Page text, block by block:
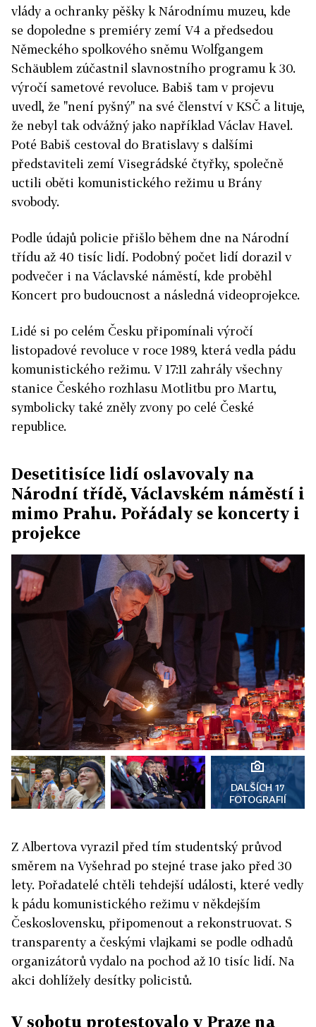
vlády a ochranky pěšky k Národnímu muzeu, kde
se dopoledne s premiéry zemí V4 a předsedou
Německého spolkového sněmu Wolfgangem
Schäublem zúčastnil slavnostního programu k 30.
výročí sametové revoluce. Babiš tam v projevu
uvedl, že "není pyšný" na své členství v KSČ a lituje,
že nebyl tak odvážný jako například Václav Havel.
Poté Babiš cestoval do Bratislavy s dalšími
představiteli zemí Visegrádské čtyřky, společně
uctili oběti komunistického režimu u Brány
svobody.
Podle údajů policie přišlo během dne na Národní
třídu až 40 tisíc lidí. Podobný počet lidí dorazil v
podvečer i na Václavské náměstí, kde proběhl
Koncert pro budoucnost a následná videoprojekce.
Lidé si po celém Česku připomínali výročí
listopadové revoluce v roce 1989, která vedla pádu
komunistického režimu. V 17:11 zahrály všechny
stanice Českého rozhlasu Motlitbu pro Martu,
symbolicky také zněly zvony po celé České
republice.
Desetitisíce lidí oslavovaly na
Národní třídě, Václavském náměstí i
mimo Prahu. Pořádaly se koncerty i
projekce
DALŠÍCH 17
FOTOGRAFIÍ
Z Albertova vyrazil před tím studentský průvod
směrem na Vyšehrad po stejné trase jako před 30
lety. Pořadatelé chtěli tehdejší události, které vedly
k pádu komunistického režimu v někdejším
Československu, připomenout a rekonstruovat. S
transparenty a českými vlajkami se podle odhadů
organizátorů vydalo na pochod až 10 tisíc lidí. Na
akci dohlížely desítky policistů.
V sobotu protestovalo v Praze na